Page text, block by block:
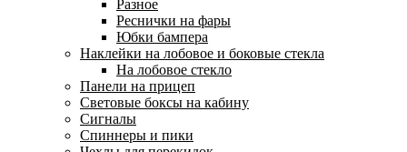
Разное
Реснички на фары
Юбки бампера
Наклейки на лобовое и боковые стекла
На лобовое стекло
Панели на прицеп
Световые боксы на кабину
Сигналы
Спиннеры и пики